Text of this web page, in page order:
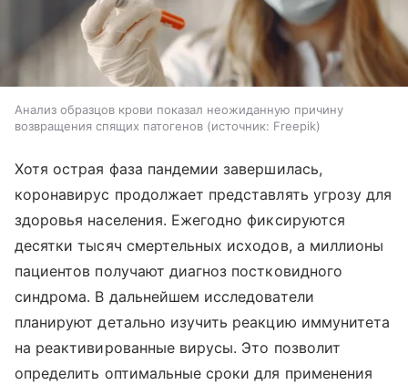
Анализ образцов крови показал неожиданную причину
возвращения спящих патогенов
источник: Freepik
Хотя острая фаза пандемии завершилась,
коронавирус продолжает представлять угрозу для
здоровья населения. Ежегодно фиксируются
десятки тысяч смертельных исходов, а миллионы
пациентов получают диагноз постковидного
синдрома. В дальнейшем исследователи
планируют детально изучить реакцию иммунитета
на реактивированные вирусы. Это позволит
определить оптимальные сроки для применения